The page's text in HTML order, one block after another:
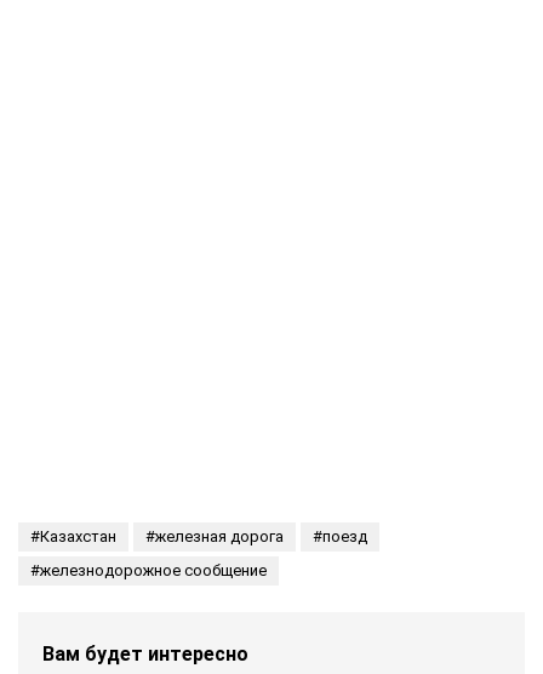
Казахстан железная дорога
поезд
железнодорожное сообщение
Вам будет интересно